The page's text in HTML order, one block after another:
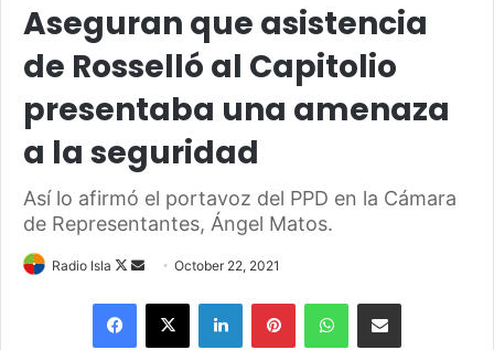
Aseguran que asistencia
de Rosselló al Capitolio
presentaba una amenaza
a la seguridad
Así lo afirmó el portavoz del PPD en la Cámara
de Representantes, Ángel Matos.
Radio Isla
Follow
Send
email
October 22, 2021
Facebook
X LinkedInPinterestWhatsAppShare via Email